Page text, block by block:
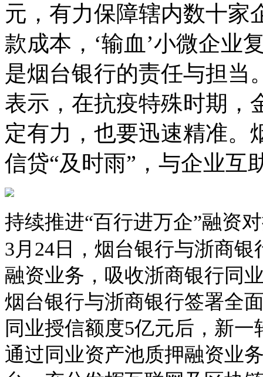
元，有力保障辖内数十家
款成本，‘输血’小微企业
是烟台银行的责任与担当
表示，在抗疫特殊时期，
定有力，也要迅速精准。
信贷“及时雨”，与企业互
持续推进“百行进万企”融资
3月24日，烟台银行与浙商
融资业务，吸收浙商银行同
烟台银行与浙商银行签署全
同业授信额度5亿元后，新
通过同业资产池质押融资业